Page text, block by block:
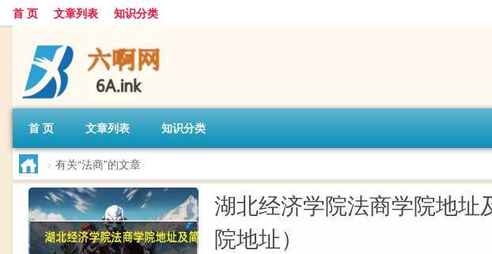
首 页 文章列表 知识分类
首 页 文章列表 知识分类
> 有关“法商”的文章
湖北经济学院法商学院地址
院地址）